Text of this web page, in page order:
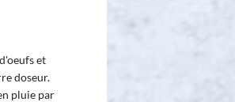
et
doseur.
pluie par